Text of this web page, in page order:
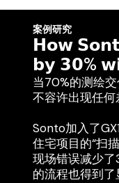
案例研究
𝗛𝗼𝘄
𝗯𝘆 𝟯𝟬%
当70%的测绘
不容许出现任何
Sonto加入了
住宅项目的“扫
现场错误减少
的流程也得到了